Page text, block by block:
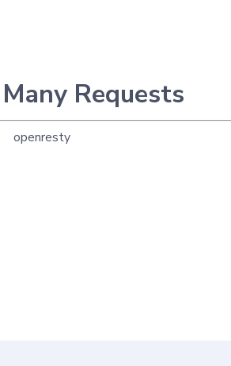
Requests
openresty